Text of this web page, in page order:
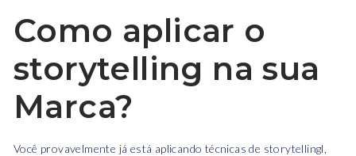
Como aplicar o
storytelling na sua
Marca?
Você provavelmente já está aplicando técnicas de storytellingl,